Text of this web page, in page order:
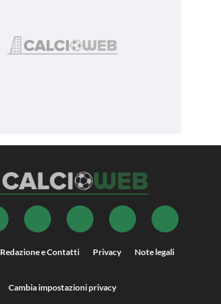
Redazione e Contatti Privacy Note legali
Cambia impostazioni privacy